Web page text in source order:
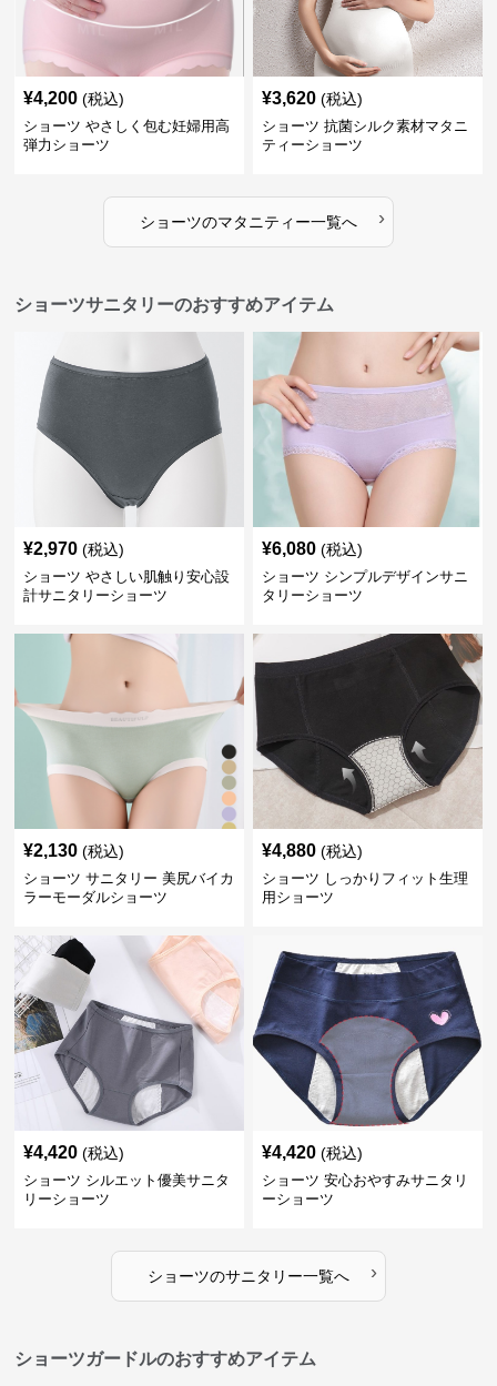
¥4,200 (税込)
ショーツ やさしく包む妊婦用高
弾力ショーツ
¥3,620 (税込)
ショーツ 抗菌シルク素材マタニ
ティーショーツ
ショーツのマタニティー一覧へ ›
ショーツサニタリーのおすすめアイテム
¥2,970 (税込)
ショーツ やさしい肌触り安心設
計サニタリーショーツ
¥6,080 (税込)
ショーツ シンプルデザインサニ
タリーショーツ
¥2,130 (税込)
ショーツ サニタリー 美尻バイカ
ラーモーダルショーツ
¥4,880 (税込)
ショーツ しっかりフィット生理
用ショーツ
¥4,420 (税込)
ショーツ シルエット優美サニタ
リーショーツ
¥4,420 (税込)
ショーツ 安心おやすみサニタリ
ーショーツ
ショーツのサニタリー一覧へ ›
ショーツガードルのおすすめアイテム